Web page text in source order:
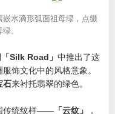
水滴形弧面祖母绿，点缀
。
「Silk Road」 中推出了这
饰文化中的风格意象。
石来衬托翡翠的绿色。
传统纹样—— 「云纹」
，